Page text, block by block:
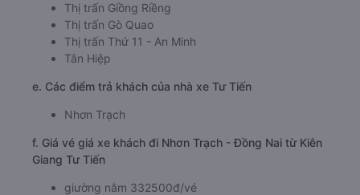
Thị trấn Giồng Riềng
Thị trấn Gò Quao
Thị trấn Thứ 11 - An Minh
Tân Hiệp
e. Các điểm trả khách của nhà xe Tư Tiến
Nhơn Trạch
f. Giá vé giá xe khách đi Nhơn Trạch - Đồng Nai từ Kiên
Giang Tư Tiến
giường nằm 332500đ/vé